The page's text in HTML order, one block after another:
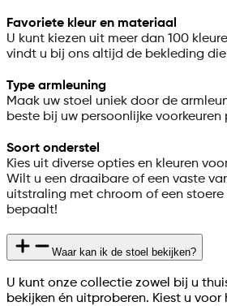
Favoriete kleur en materiaal
U kunt kiezen uit meer dan 100
vindt u bij ons altijd de bekleding
Type armleuning
Maak uw stoel uniek door de
beste bij uw persoonlijke voorkeuren
Soort onderstel
Kies uit diverse opties en kleuren
Wilt u een draaibare of een vaste
uitstraling met chroom of een stoere
bepaalt!
Waar kan ik de stoel bekijken?
U kunt onze collectie zowel bij u
bekijken én uitproberen. Kiest u